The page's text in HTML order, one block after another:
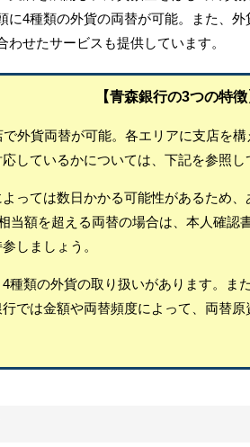
に4種類の外貨の両替が可能。また、
わせたサービスも提供しています。
【青森銀行の3つの特徴
外貨両替が可能。各エリアに支店を
しているかについては、下記を参照し
っては数日かかる可能性があるため
当額を超える両替の場合は、本人確認
しましょう。
種類の外貨の取り扱いがあります。ま
では金額や両替頻度によって、両替